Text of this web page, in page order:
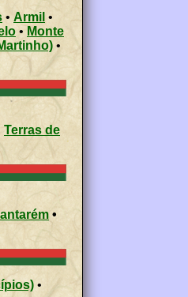
• Armil •
• Monte
•
Terras de
•
•